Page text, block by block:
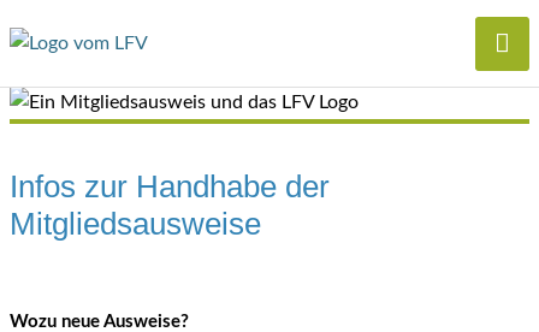
Infos zur Handhabe der
Mitgliedsausweise
Wozu neue Ausweise?